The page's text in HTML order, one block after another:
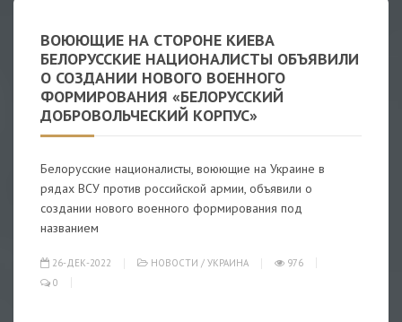
ВОЮЮЩИЕ НА СТОРОНЕ КИЕВА
БЕЛОРУССКИЕ НАЦИОНАЛИСТЫ ОБЪЯВИЛИ
О СОЗДАНИИ НОВОГО ВОЕННОГО
ФОРМИРОВАНИЯ «БЕЛОРУССКИЙ
ДОБРОВОЛЬЧЕСКИЙ КОРПУС»
Белорусские националисты, воюющие на Украине в
рядах ВСУ против российской армии, объявили о
создании нового военного формирования под
названием
26-ДЕК-2022 НОВОСТИ / УКРАИНА
976
0